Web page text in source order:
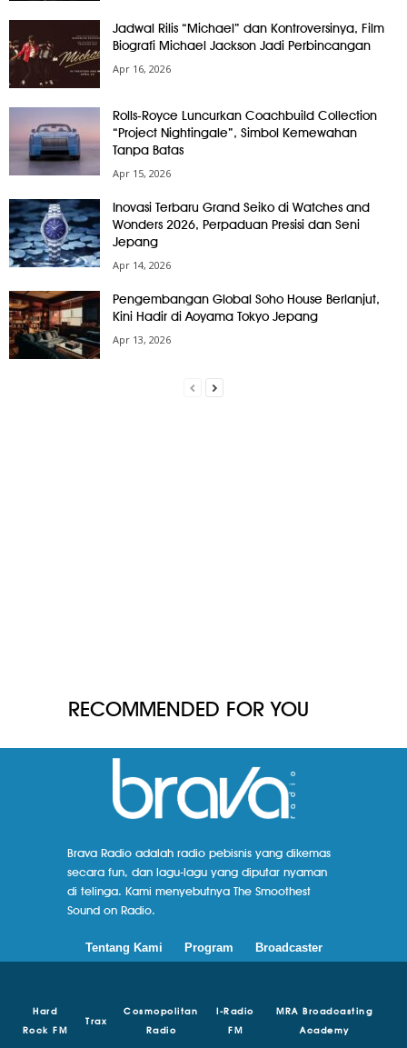
Jadwal Rilis “Michael” dan Kontroversinya, Film
Biografi Michael Jackson Jadi Perbincangan
Apr 16, 2026
Rolls-Royce Luncurkan Coachbuild Collection
“Project Nightingale”, Simbol Kemewahan
Tanpa Batas
Apr 15, 2026
Inovasi Terbaru Grand Seiko di Watches and
Wonders 2026, Perpaduan Presisi dan Seni
Jepang
Apr 14, 2026
Pengembangan Global Soho House Berlanjut,
Kini Hadir di Aoyama Tokyo Jepang
Apr 13, 2026
RECOMMENDED FOR YOU
Brava Radio adalah radio pebisnis yang dikemas
secara fun, dan lagu-lagu yang diputar nyaman
di telinga. Kami menyebutnya The Smoothest
Sound on Radio.
Tentang Kami Program Broadcaster
Hard
Rock FM
Trax
Cosmopolitan
Radio
I-Radio
FM
MRA Broadcasting
Academy